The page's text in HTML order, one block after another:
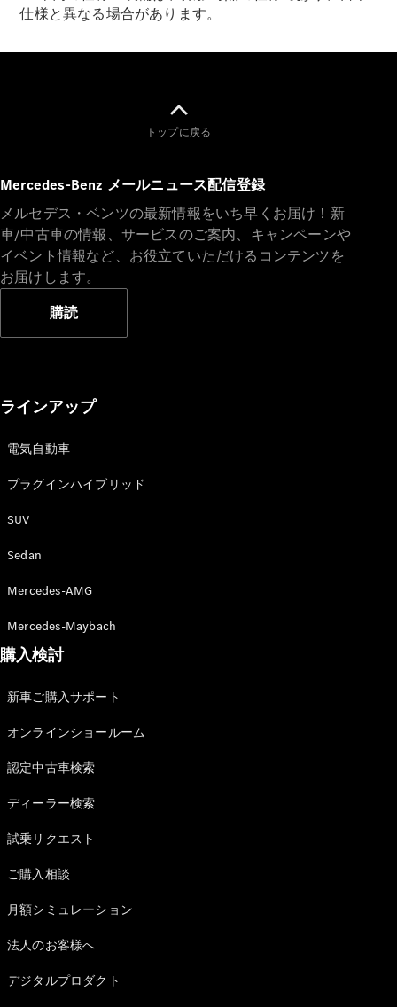
仕様と異なる場合があります。
トップに戻る
Mercedes-Benz メールニュース配信登録
メルセデス・ベンツの最新情報をいち早くお届け！新
車/中古車の情報、サービスのご案内、キャンペーンや
イベント情報など、お役立ていただけるコンテンツを
お届けします。
購読
ラインアップ
電気自動車
プラグインハイブリッド
SUV
Sedan
Mercedes-AMG
Mercedes-Maybach
購入検討
新車ご購入サポート
オンラインショールーム
認定中古車検索
ディーラー検索
試乗リクエスト
ご購入相談
月額シミュレーション
法人のお客様へ
デジタルプロダクト